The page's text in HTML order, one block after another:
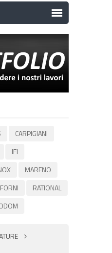
CARPIGIANI
IFI
MARENO
RATIONAL